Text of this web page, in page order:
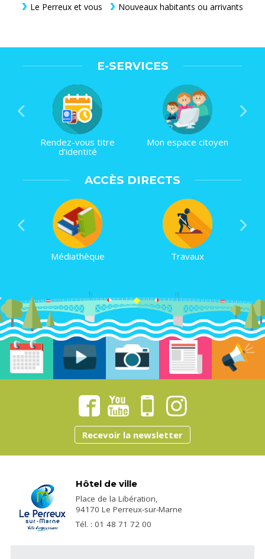
Le Perreux et vous Nouveaux habitants ou arrivants
E-SERVICES
Rendez-vous titre
d'identité
Mon espace citoyen
ACCÈS DIRECTS
Médiathèque Travaux
Recevoir la newsletter
Hôtel de ville
Place de la Libération,
94170 Le Perreux-sur-Marne
Tél. : 01 48 71 72 00